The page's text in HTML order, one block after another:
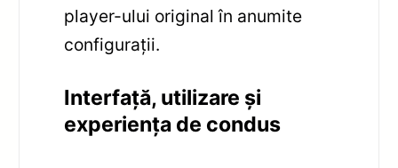
player-ului original în anumite
configurații.
Interfață, utilizare și
experiența de condus